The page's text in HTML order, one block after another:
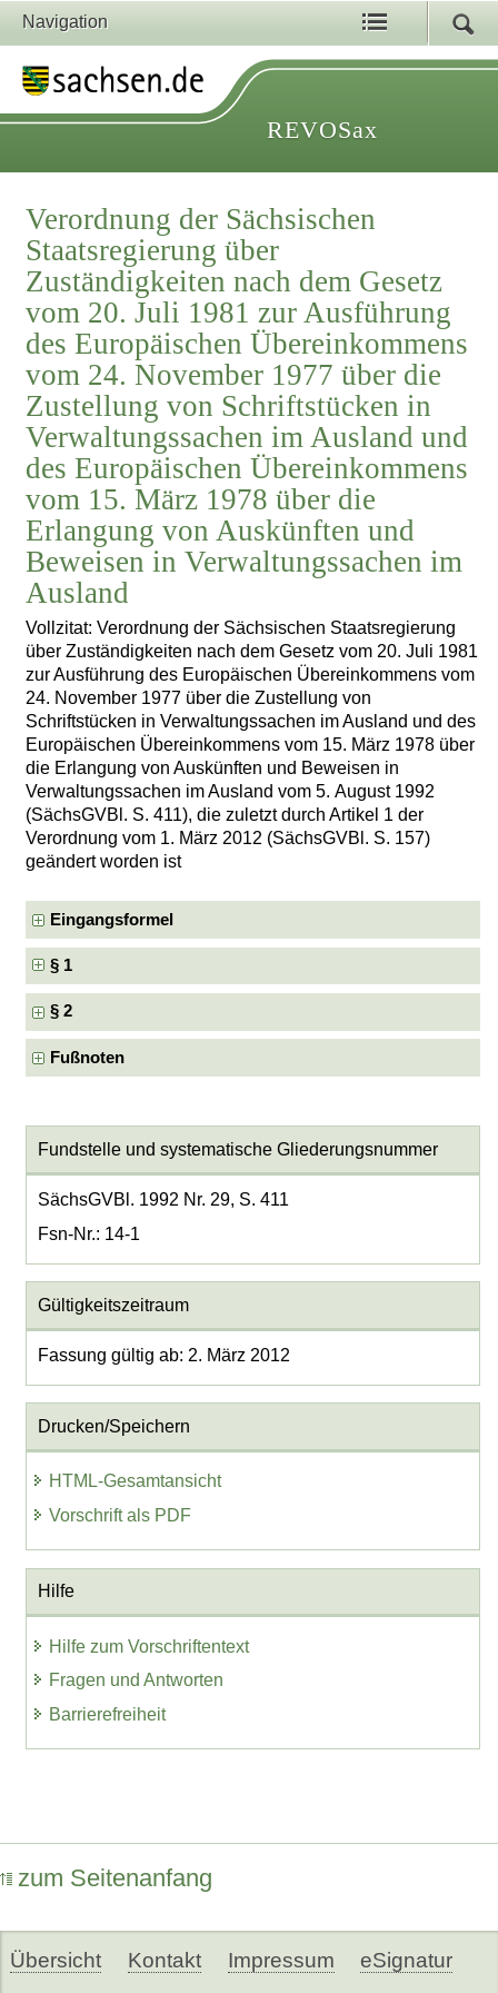
Navigation
REVOSax
Verordnung der Sächsischen
Staatsregierung über
Zuständigkeiten nach dem Gesetz
vom 20. Juli 1981 zur Ausführung
des Europäischen Übereinkommens
vom 24. November 1977 über die
Zustellung von Schriftstücken in
Verwaltungssachen im Ausland und
des Europäischen Übereinkommens
vom 15. März 1978 über die
Erlangung von Auskünften und
Beweisen in Verwaltungssachen im
Ausland
Vollzitat: Verordnung der Sächsischen Staatsregierung
über Zuständigkeiten nach dem Gesetz vom 20. Juli 1981
zur Ausführung des Europäischen Übereinkommens vom
24. November 1977 über die Zustellung von
Schriftstücken in Verwaltungssachen im Ausland und des
Europäischen Übereinkommens vom 15. März 1978 über
die Erlangung von Auskünften und Beweisen in
Verwaltungssachen im Ausland vom 5. August 1992
(SächsGVBl. S. 411), die zuletzt durch Artikel 1 der
Verordnung vom 1. März 2012 (SächsGVBl. S. 157)
geändert worden ist
Eingangsformel
§ 1
§ 2
Fußnoten
Fundstelle und systematische Gliederungsnummer
SächsGVBl. 1992 Nr. 29, S. 411
Fsn-Nr.: 14-1
Gültigkeitszeitraum
Fassung gültig ab: 2. März 2012
Drucken/Speichern
HTML-Gesamtansicht
Vorschrift als PDF
Hilfe
Hilfe zum Vorschriftentext
Fragen und Antworten
Barrierefreiheit
zum Seitenanfang
Übersicht Kontakt Impressum eSignatur